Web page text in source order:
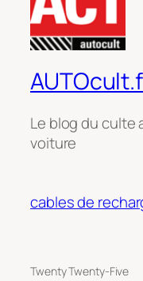
Le blog du culte
voiture
cables de
Twenty Twenty-Five